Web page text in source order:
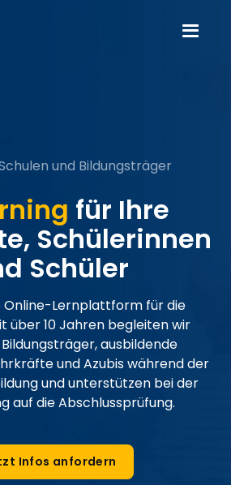
und Bildungsträger
für Ihre
Schülerinnen
Schüler
Online-Lernplattform für die
über 10 Jahren begleiten wir
ausbildende
und Azubis während der
und unterstützen bei der
auf die Abschlussprüfung.
Infos anfordern